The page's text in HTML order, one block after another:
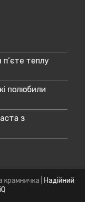
теплу
полюбили
з
|
Надійний